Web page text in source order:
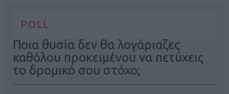
POLL
Ποια θυσία δεν θα λογάριαζες
καθόλου προκειμένου να πετύχεις
το δρομικό σου στόχο;